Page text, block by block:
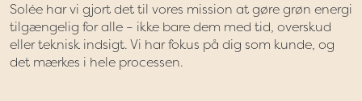
Solée har vi gjort det til vores mission at gøre grøn energi
tilgængelig for alle – ikke bare dem med tid, overskud
eller teknisk indsigt. Vi har fokus på dig som kunde, og
det mærkes i hele processen.